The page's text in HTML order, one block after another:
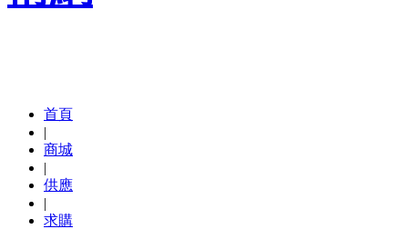
首頁
|
商城
|
供應
|
求購